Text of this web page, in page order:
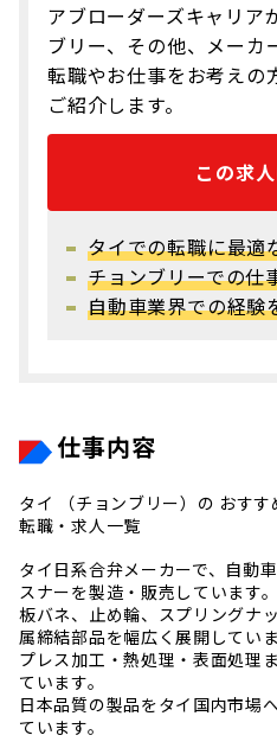
アブローダーズキャリア
ブリー、その他、メーカ
転職やお仕事をお考えの
ご紹介します。
この求
タイでの転職に最適
チョンブリーでの仕
自動車業界での経験
仕事内容
タイ （チョンブリー）の おすす
転職・求人一覧
タイ日系合弁メーカーで、自動
スナーを製造・販売しています。
板バネ、止め輪、スプリングナ
属締結部品を幅広く展開していま
プレス加工・熱処理・表面処理
ています。
日本品質の製品をタイ国内市場
ています。